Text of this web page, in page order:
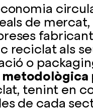
de
reciclat als
o
metodològica
tenint en
de cada